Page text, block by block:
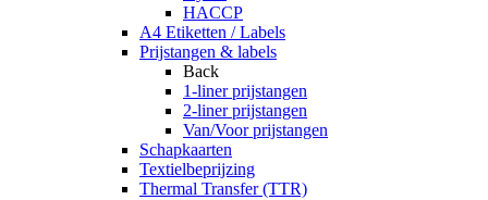
HACCP
A4 Etiketten / Labels
Prijstangen & labels
Back
1-liner prijstangen
2-liner prijstangen
Van/Voor prijstangen
Schapkaarten
Textielbeprijzing
Thermal Transfer (TTR)